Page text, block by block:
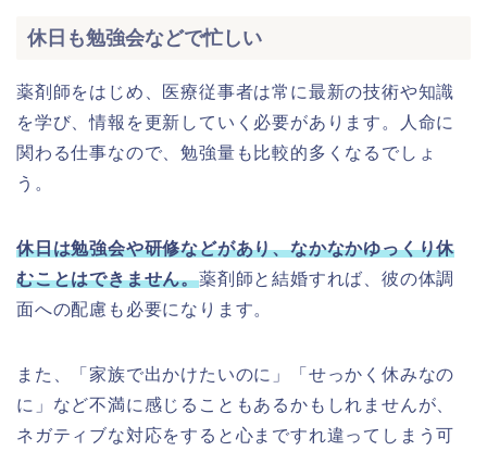
休日も勉強会などで忙しい
薬剤師をはじめ、医療従事者は常に最新の技術や知識
を学び、情報を更新していく必要があります。人命に
関わる仕事なので、勉強量も比較的多くなるでしょ
う。
休日は勉強会や研修などがあり、なかなかゆっくり休
むことはできません。薬剤師と結婚すれば、彼の体調
面への配慮も必要になります。
また、「家族で出かけたいのに」「せっかく休みなの
に」など不満に感じることもあるかもしれませんが、
ネガティブな対応をすると心まですれ違ってしまう可